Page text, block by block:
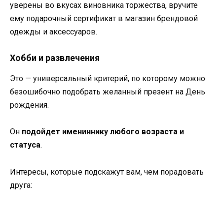
уверены во вкусах виновника торжества, вручите
ему подарочный сертификат в магазин брендовой
одежды и аксессуаров.
Хобби и развлечения
Это — универсальный критерий, по которому можно
безошибочно подобрать желанный презент на День
рождения.
Он подойдет имениннику любого возраста и
статуса.
Интересы, которые подскажут вам, чем порадовать
друга: